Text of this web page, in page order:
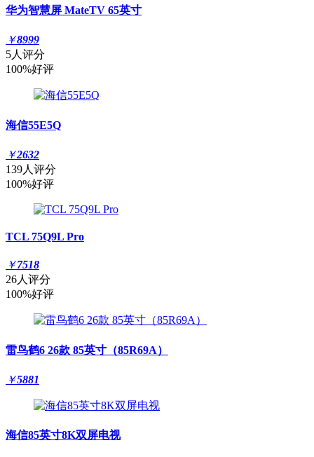
华为智慧屏 MateTV 65英寸
￥8999
5人评分
100%好评
海信55E5Q
￥2632
139人评分
100%好评
TCL 75Q9L Pro
￥7518
26人评分
100%好评
雷鸟鹤6 26款 85英寸（85R69A）
￥5881
海信85英寸8K双屏电视